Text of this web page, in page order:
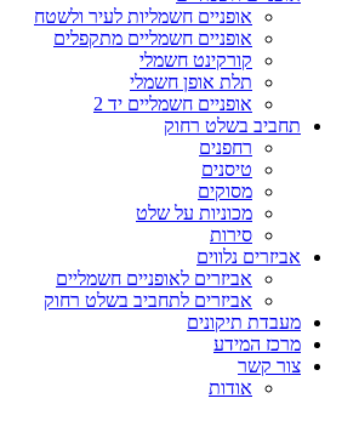
אופניים חשמליות לעיר ולשטח
אופניים חשמליים מתקפלים
קורקינט חשמלי
תלת אופן חשמלי
אופניים חשמליים יד 2
תחביב בשלט רחוק
רחפנים
טיסנים
מסוקים
מכוניות על שלט
סירות
אביזרים נלווים
אביזרים לאופניים חשמליים
אביזרים לתחביב בשלט רחוק
מעבדת תיקונים
מרכז המידע
צור קשר
אודות